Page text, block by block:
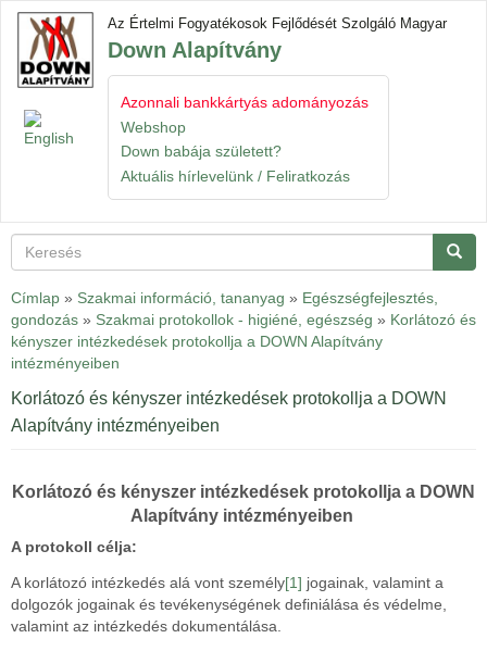
Ugrás
tartalomra
Az Értelmi Fogyatékosok Fejlődését Szolgáló Magyar
Down Alapítvány
Gyorslinkek
Azonnali bankkártyás adományozás
Webshop
Down babája született?
Aktuális hírlevelünk / Feliratkozás
Keresés
Címlap » Szakmai információ, tananyag » Egészségfejlesztés,
gondozás » Szakmai protokollok - higiéné, egészség » Korlátozó és
kényszer intézkedések protokollja a DOWN Alapítvány
intézményeiben
Korlátozó és kényszer intézkedések protokollja a DOWN
Alapítvány intézményeiben
Korlátozó és kényszer intézkedések protokollja a DOWN
Alapítvány intézményeiben
A protokoll célja:
A korlátozó intézkedés alá vont személy[1] jogainak, valamint a
dolgozók jogainak és tevékenységének definiálása és védelme,
valamint az intézkedés dokumentálása.